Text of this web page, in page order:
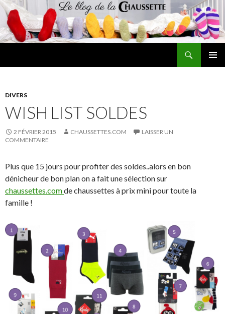
DIVERS
WISH LIST SOLDES
2 FÉVRIER 2015 CHAUSSETTES.COM
LAISSER UN
COMMENTAIRE
Plus que 15 jours pour profiter des soldes..alors en bon
dénicheur de bon plan on a fait une sélection sur
chaussettes.comde chaussettes à prix mini pour toute la
famille !